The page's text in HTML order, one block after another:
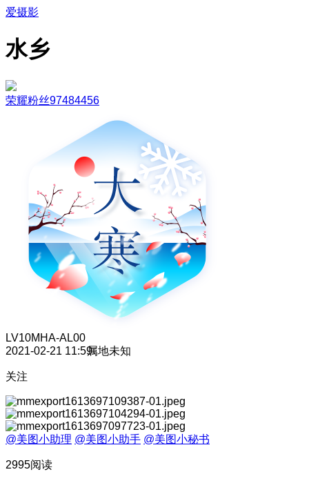
爱摄影
水乡
荣耀粉丝97484456
LV10MHA-AL00
2021-02-21 11:59属地未知
关注
@美图小助理 @美图小助手 @美图小秘书
2995阅读